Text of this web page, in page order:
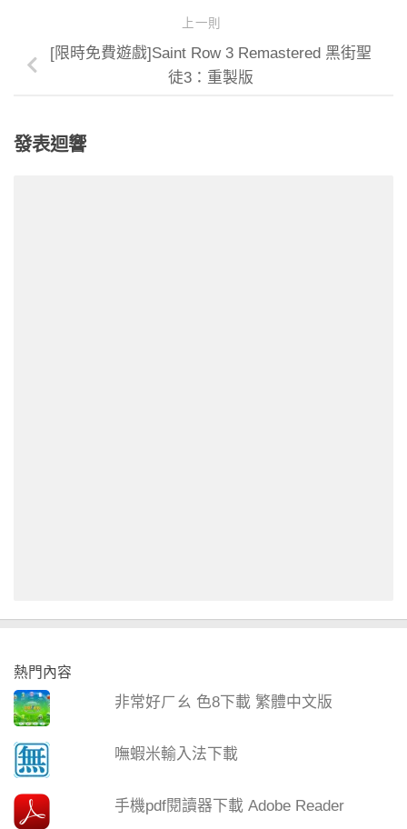
上一則
[限時免費遊戲]Saint Row 3 Remastered 黑街聖
徒3：重製版
發表迴響
熱門內容
非常好ㄏㄠ 色8下載 繁體中文版
嘸蝦米輸入法下載
手機pdf閱讀器下載 Adobe Reader